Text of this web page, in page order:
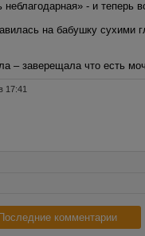
- и теперь
на бабушку
– заверещала что есть
17:41
Последние комментарии